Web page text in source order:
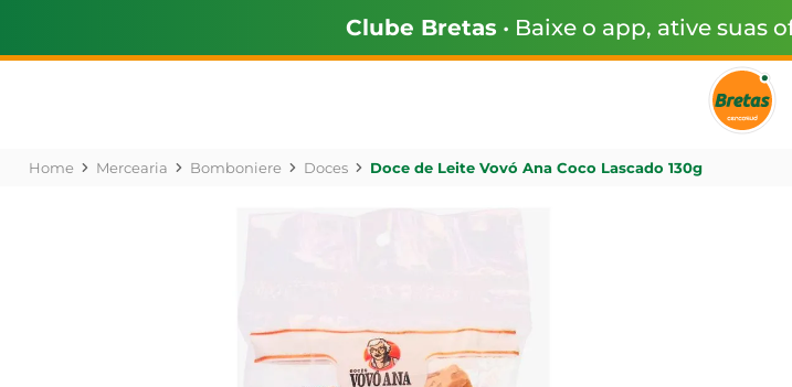
Clube Bretas • Baixe o app, ative suas
Mercearia Bomboniere Doces Doce de Leite Vovó Ana Coco Lascado 130g